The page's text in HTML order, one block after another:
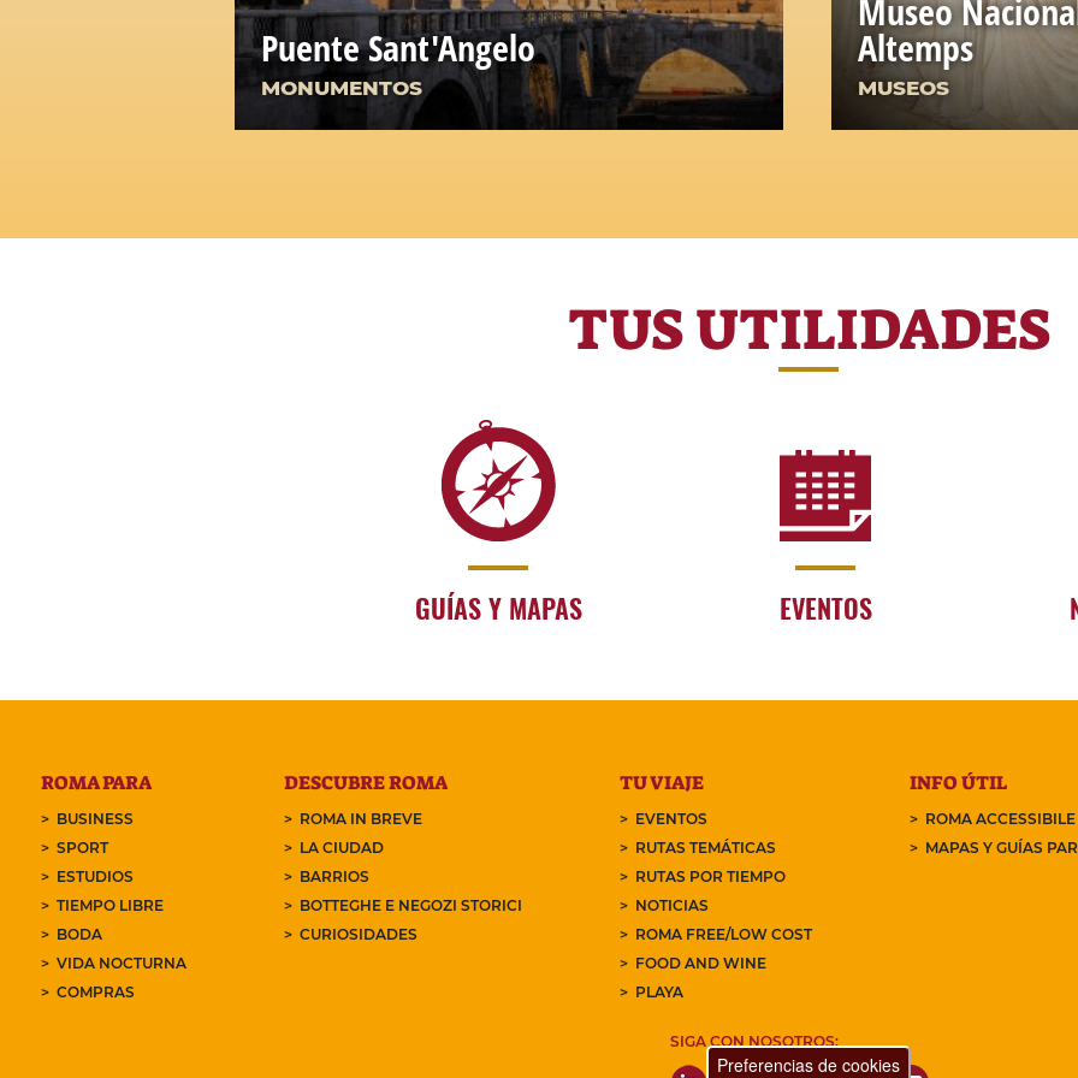
Puente Sant'Angelo
MONUMENTOS
Museo
Altemps
MUSEOS
TUS UTILIDADES
GUÍAS Y MAPAS EVENTOS
ROMA PARA
BUSINESS
SPORT
ESTUDIOS
TIEMPO LIBRE
BODA
VIDA NOCTURNA
COMPRAS
DESCUBRE ROMA
ROMA IN BREVE
LA CIUDAD
BARRIOS
BOTTEGHE E NEGOZI STORICI
CURIOSIDADES
TU VIAJE
EVENTOS
RUTAS TEMÁTICAS
RUTAS POR TIEMPO
NOTICIAS
ROMA FREE/LOW COST
FOOD AND WINE
PLAYA
INFO ÚTIL
ROMA ACCESSIBILE
MAPAS Y GUÍAS
SIGA CON NOSOTROS:
Preferencias de cookies